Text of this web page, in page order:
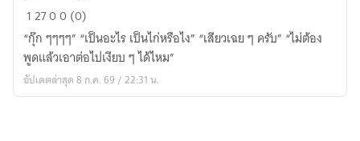
#ลันเตา
หยุด
พูด
(มี
E-
12700 (0)
“กุ๊ก ๆๆๆๆ” “เป็นอะไร เป็นไก่หรือไง” “เสียวเฉย ๆ ครับ” “ไม่ต้อง
พูดแล้วเอาต่อไปเงียบ ๆ ได้ไหม”
อัปเดตล่าสุด 8 ก.ค. 69 / 22:31 น.